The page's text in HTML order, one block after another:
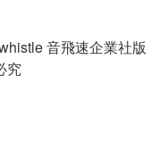
音飛速企業社版
究